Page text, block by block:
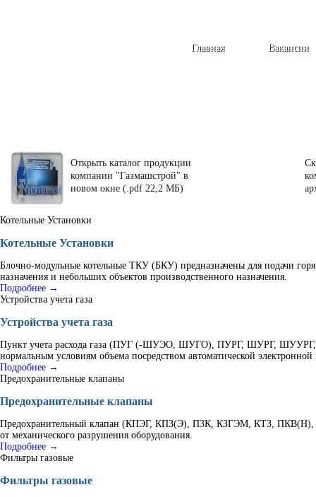
Вакансии
Главная
Открыть каталог продукции
компании "Газмашстрой" в
новом окне (.pdf 22,2 МБ)
Котельные Установки
Котельные Установки
Блочно-модульные котельные ТКУ (БКУ) предназначены для подачи
назначения и небольших объектов производственного назначения.
Подробнее →
Устройства учета газа
Устройства учета газа
Пункт учета расхода газа (ПУГ (-ШУЭО, ШУГО), ПУРГ, ШУРГ, ШУУРГ,
нормальным условиям объема посредством автоматической электронной
Подробнее →
Предохранительные клапаны
Предохранительные клапаны
Предохранительный клапан (КПЭГ, КПЗ(Э), ПЗК, КЗГЭМ, КТЗ, ПКВ(Н),
от механического разрушения оборудования.
Подробнее →
Фильтры газовые
Фильтры газовые